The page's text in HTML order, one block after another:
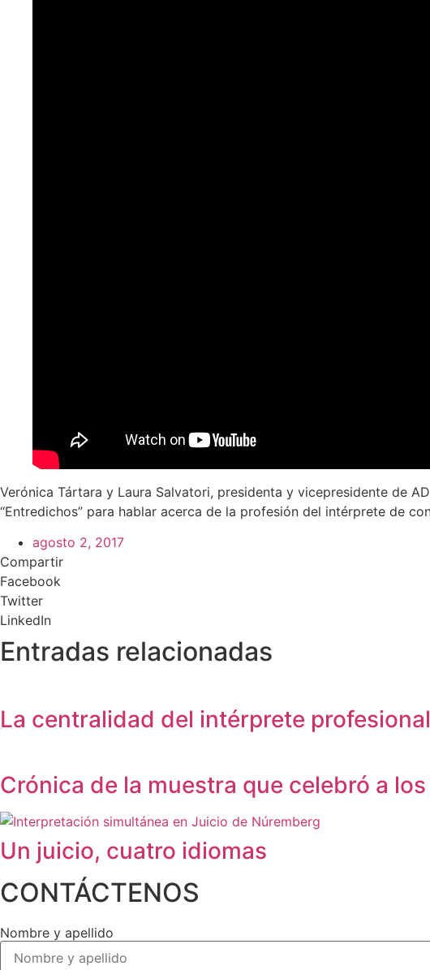
Verónica Tártara y Laura Salvatori, presidenta y vicepresidente de
“Entredichos” para hablar acerca de la profesión del intérprete de
agosto 2, 2017
Compartir
Facebook
Twitter
LinkedIn
Entradas relacionadas
La centralidad del intérprete
Crónica de la muestra que celebró a
Un juicio, cuatro idiomas
CONTÁCTENOS
Nombre y apellido